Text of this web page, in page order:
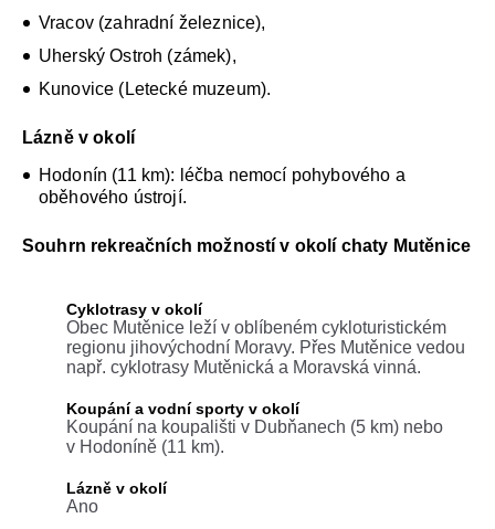
Vracov (zahradní železnice),
Uherský Ostroh (zámek),
Kunovice (Letecké muzeum).
Lázně v okolí
Hodonín (11 km): léčba nemocí pohybového a
oběhového ústrojí.
Souhrn rekreačních možností v okolí chaty Mutěnice
Cyklotrasy v okolí
Obec Mutěnice leží v oblíbeném cykloturistickém
regionu jihovýchodní Moravy. Přes Mutěnice vedou
např. cyklotrasy Mutěnická a Moravská vinná.
Koupání a vodní sporty v okolí
Koupání na koupališti v Dubňanech (5 km) nebo
v Hodoníně (11 km).
Lázně v okolí
Ano